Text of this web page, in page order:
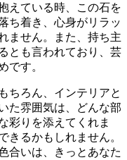
えている時、この石を
ち着き、心身がリラッ
ません。また、持ち主
とも言われており、芸
です。
ちろん、インテリアと
た雰囲気は、どんな部
彩りを添えてくれま
きるかもしれません。
合いは、きっとあなた